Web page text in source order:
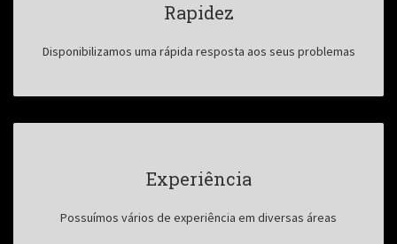
Rapidez
Disponibilizamos uma rápida resposta aos seus problemas
Experiência
Possuímos vários de experiência em diversas áreas